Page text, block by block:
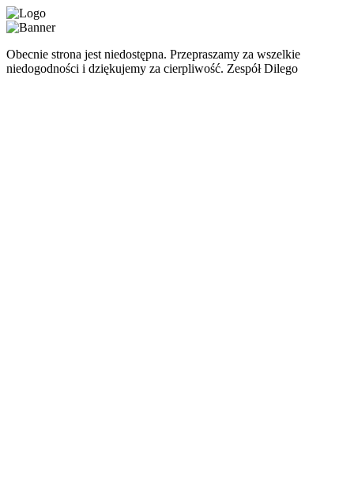
Obecnie strona jest niedostępna. Przepraszamy za wszelkie
niedogodności i dziękujemy za cierpliwość. Zespół Dilego